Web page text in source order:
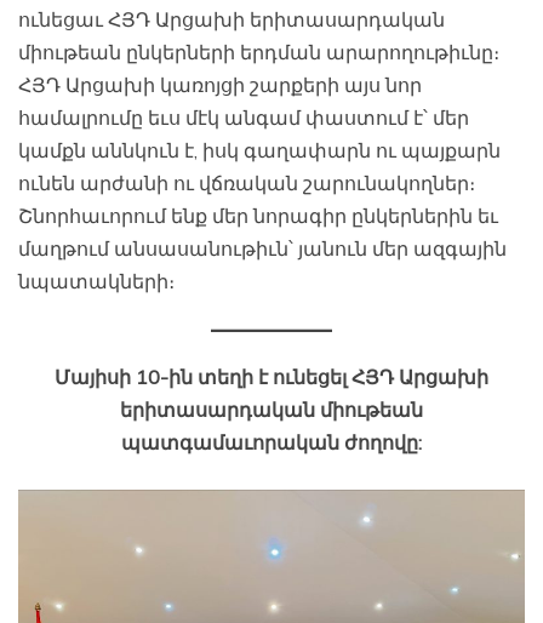
ունեցաւ ՀՅԴ Արցախի երիտասարդական
միութեան ընկերների երդման արարողութիւնը։
ՀՅԴ Արցախի կառոյցի շարքերի այս նոր
համալրումը եւս մէկ անգամ փաստում է՝ մեր
կամքն աննկուն է, իսկ գաղափարն ու պայքարն
ունեն արժանի ու վճռական շարունակողներ։
Շնորհաւորում ենք մեր նորագիր ընկերներին եւ
մաղթում անսասանութիւն՝ յանուն մեր ազգային
նպատակների։
Մայիսի 10-ին տեղի է ունեցել ՀՅԴ Արցախի
երիտասարդական միութեան
պատգամաւորական ժողովը: